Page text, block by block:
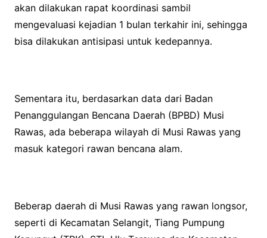
akan dilakukan rapat koordinasi sambil
mengevaluasi kejadian 1 bulan terkahir ini, sehingga
bisa dilakukan antisipasi untuk kedepannya.
Sementara itu, berdasarkan data dari Badan
Penanggulangan Bencana Daerah (BPBD) Musi
Rawas, ada beberapa wilayah di Musi Rawas yang
masuk kategori rawan bencana alam.
Beberap daerah di Musi Rawas yang rawan longsor,
seperti di Kecamatan Selangit, Tiang Pumpung